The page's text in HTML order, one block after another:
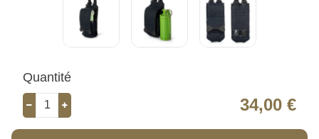
Quantité
34,00 €